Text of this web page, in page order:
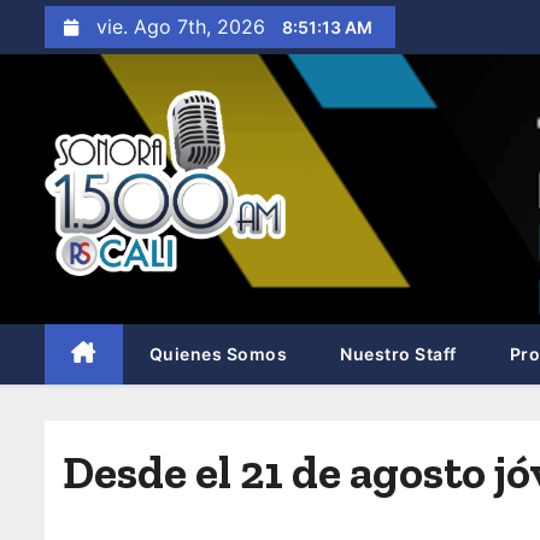
a
o
t
vie. Ago 7th, 2026 8:51:14 AM
Quienes Somos Nuestro Staff
Desde el 21 de agosto